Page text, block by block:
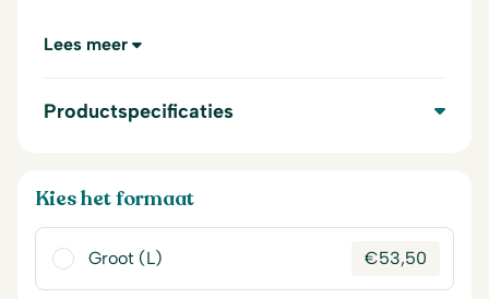
Lees meer
Productspecificaties
Kies het formaat
Groot (L) €53,50